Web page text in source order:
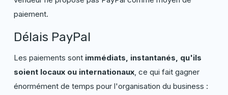
paiement.
Délais PayPal
Les paiements sont immédiats, instantanés, qu'ils
soient locaux ou internationaux, ce qui fait gagner
énormément de temps pour l'organisation du business :